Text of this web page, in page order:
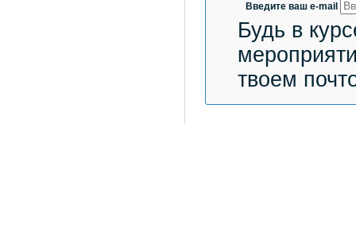
Введите ваш e-mail
Будь в
твоем